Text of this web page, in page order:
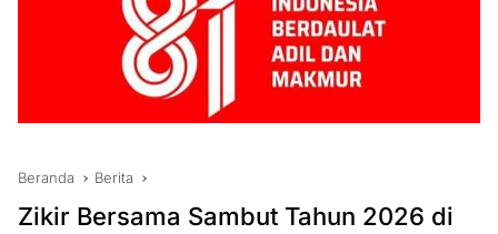
Beranda Berita
Zikir Bersama Sambut Tahun 2026 di